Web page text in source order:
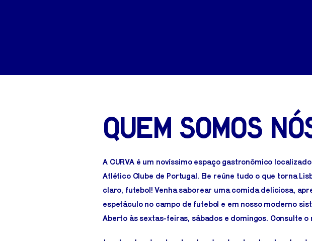
Quem somos
A CURVA é um novíssimo espaço gastronômico
Atlético Clube de Portugal. Ele reúne tudo o que torna
claro, futebol! Venha saborear uma comida deliciosa,
espetáculo no campo de futebol e em nosso moderno
Aberto às sextas-feiras, sábados e domingos. Consulte